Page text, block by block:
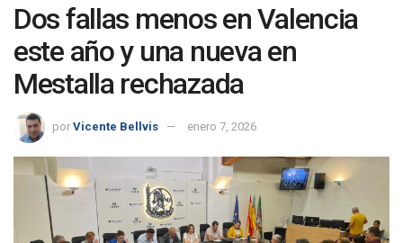
Dos fallas menos en Valencia
este año y una nueva en
Mestalla rechazada
por Vicente Bellvis enero 7, 2026